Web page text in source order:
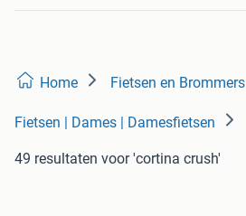
Home Fietsen en Brommers
Fietsen | Dames | Damesfietsen
49 resultaten voor 'cortina crush'